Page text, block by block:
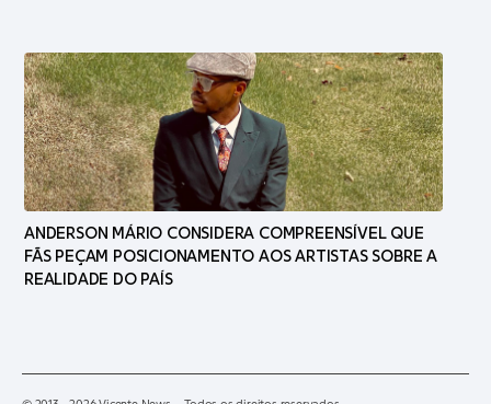
ANDERSON MÁRIO CONSIDERA COMPREENSÍVEL QUE
FÃS PEÇAM POSICIONAMENTO AOS ARTISTAS SOBRE A
REALIDADE DO PAÍS